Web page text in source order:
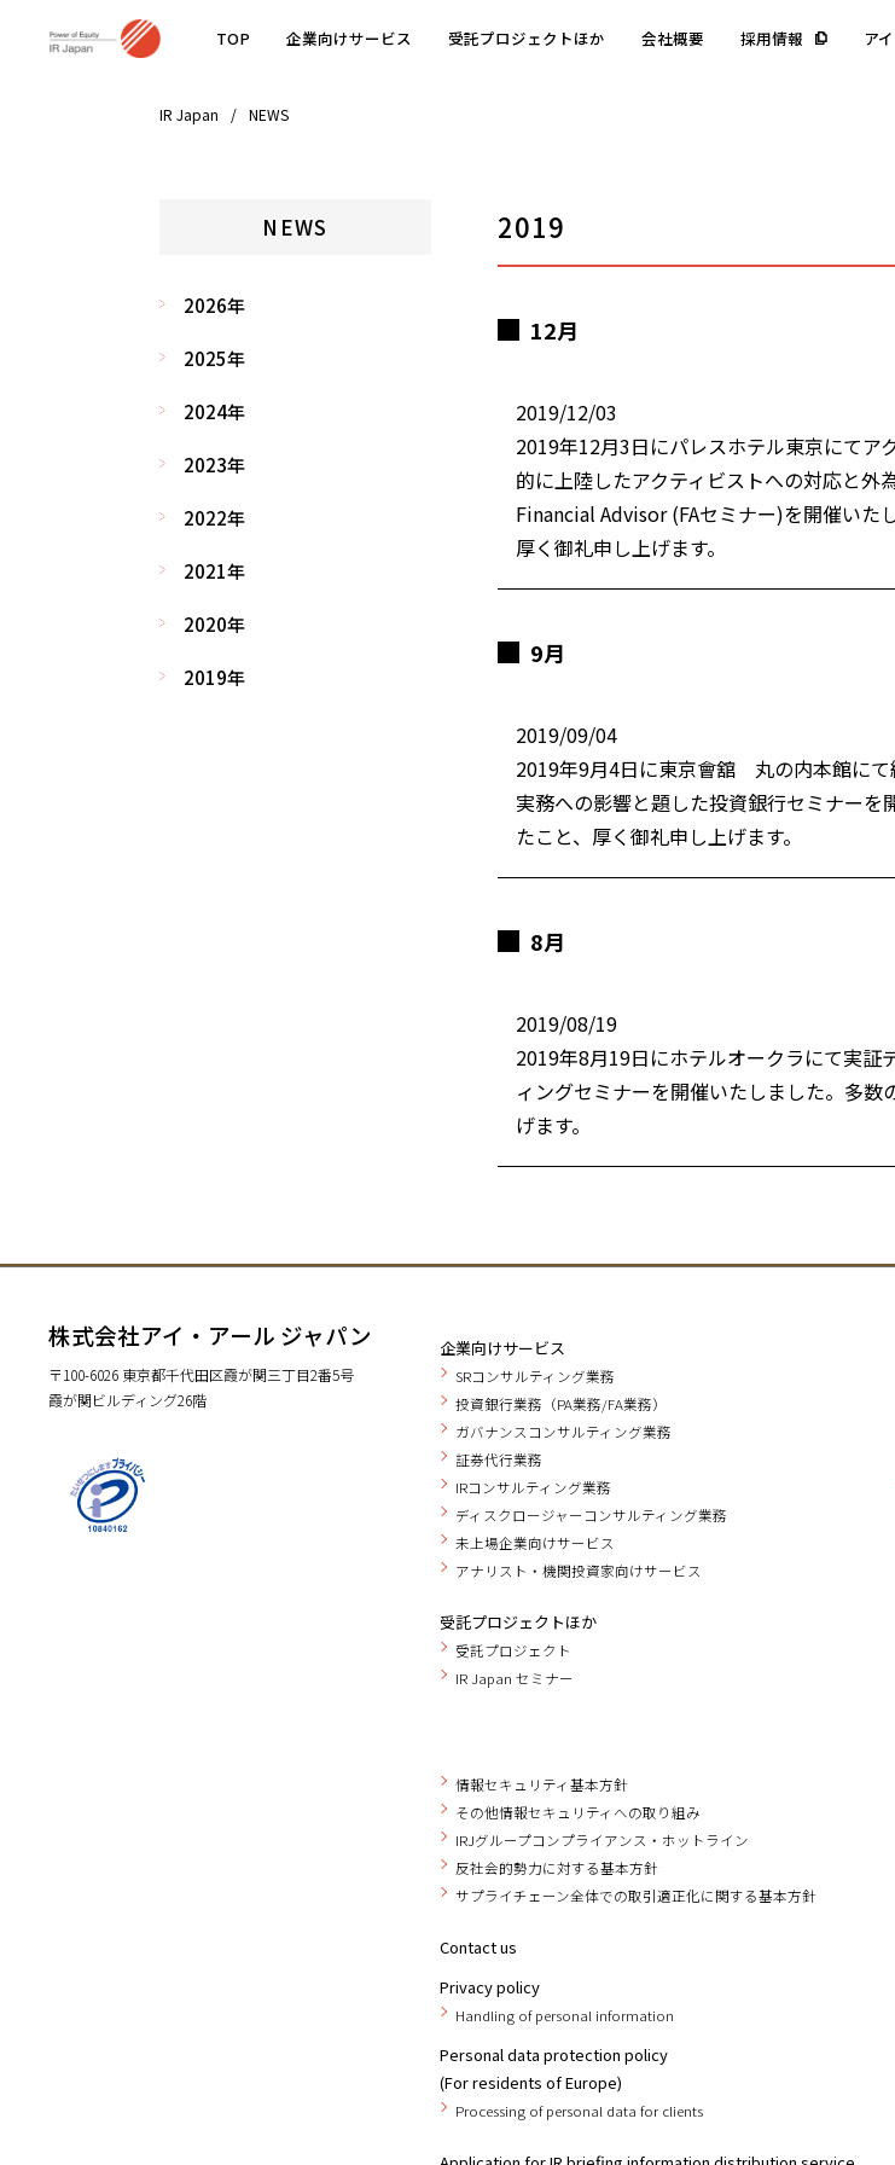
TOP 企業向けサービス 受託プロジェクトほか 会社概要 採用情報 ア
IR Japan NEWS
NEWS
2026年
2025年
2024年
2023年
2022年
2021年
2020年
2019年
2019
12月
2019/12/03
2019年12月3日にパレスホテル東京にてア
的に上陸したアクティビストへの対応と外
Financial Advisor (FAセミナー)を開催いた
厚く御礼申し上げます。
9月
2019/09/04
2019年9月4日に東京會舘 丸の内本館にて
実務への影響と題した投資銀行セミナー
たこと、厚く御礼申し上げます。
8月
2019/08/19
2019年8月19日にホテルオークラにて実証
ィングセミナーを開催いたしました。多
げます。
株式会社アイ・アール ジャパン
〒100-6026 東京都千代田区霞が関三丁目2番5号
霞が関ビルディング26階
企業向けサービス
SRコンサルティング業務
投資銀行業務（PA業務/FA業務）
ガバナンスコンサルティング業務
証券代行業務
IRコンサルティング業務
ディスクロージャーコンサルティング業務
未上場企業向けサービス
アナリスト・機関投資家向けサービス
受託プロジェクトほか
受託プロジェクト
IR Japan セミナー
情報セキュリティ基本方針
その他情報セキュリティへの取り組み
IRJグループコンプライアンス・ホットライン
反社会的勢力に対する基本方針
サプライチェーン全体での取引適正化に関する基本方針
Contact us
Privacy policy
Handling of personal information
Personal data protection policy
(For residents of Europe)
Processing of personal data for clients